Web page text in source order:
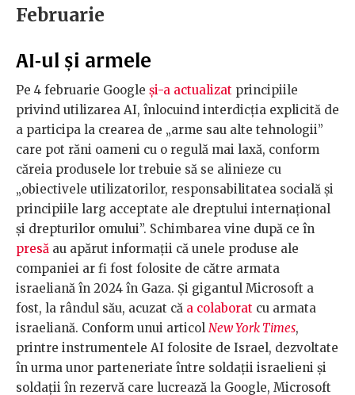
Februarie
AI-ul și armele
Pe 4 februarie Google și-a actualizat principiile
privind utilizarea AI, înlocuind interdicția explicită de
a participa la crearea de „arme sau alte tehnologii”
care pot răni oameni cu o regulă mai laxă, conform
căreia produsele lor trebuie să se alinieze cu
„obiectivele utilizatorilor, responsabilitatea socială și
principiile larg acceptate ale dreptului internațional
și drepturilor omului”. Schimbarea vine după ce în
presă au apărut informații că unele produse ale
companiei ar fi fost folosite de către armata
israeliană în 2024 în Gaza. Și gigantul Microsoft a
fost, la rândul său, acuzat că a colaborat cu armata
israeliană. Conform unui articol New York Times,
printre instrumentele AI folosite de Israel, dezvoltate
în urma unor parteneriate între soldații israelieni și
soldații în rezervă care lucrează la Google, Microsoft